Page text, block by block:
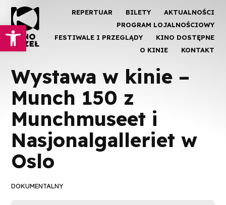
Otwórz pasek narzędzi
REPERTUAR BILETY
AKTUALNOŚCI
PROGRAM LOJALNOŚCIOWY
FESTIWALE I PRZEGLĄDY
KINO DOSTĘPNE
O KINIE
KONTAKT
Wystawa w kinie –
Munch 150 z
Munchmuseet i
Nasjonalgalleriet w
Oslo
DOKUMENTALNY